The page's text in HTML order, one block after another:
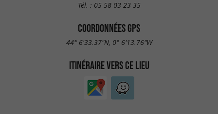
Tél. : 05 58 03 23 35
COORDONNÉES GPS
44° 6'33.37"N, 0° 6'13.76"W
ITINÉRAIRE VERS CE LIEU